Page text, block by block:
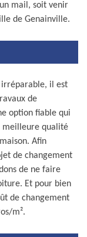
mail, soit venir
de Genainville.
irréparable, il est
de
option fiable qui
meilleure qualité
Afin
de changement
de ne faire
Et pour bien
de changement
m².